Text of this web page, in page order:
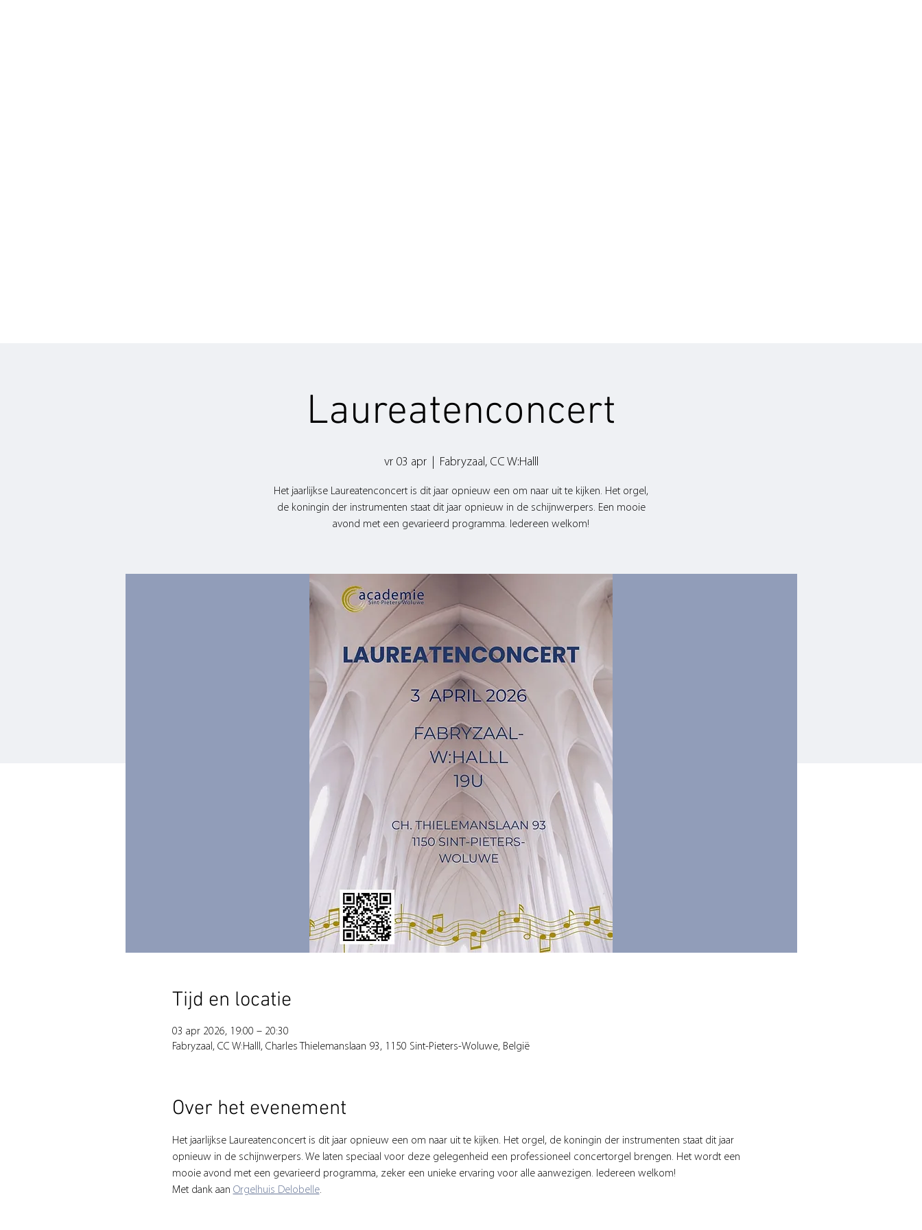
Laureatenconcert
vr 03 apr
  |
Fabryzaal, CC W:Halll
Het jaarlijkse Laureatenconcert is dit jaar opnieuw een om naar uit te kijken. Het orgel,
de koningin der instrumenten staat dit jaar opnieuw in de schijnwerpers. Een mooie
avond met een gevarieerd programma. Iedereen welkom!
Tijd en locatie
03 apr 2026, 19:00 – 20:30
Fabryzaal, CC W:Halll, Charles Thielemanslaan 93, 1150 Sint-Pieters-Woluwe, België
Over het evenement
Het jaarlijkse Laureatenconcert is dit jaar opnieuw een om naar uit te kijken. Het orgel, de koningin der instrumenten staat dit jaar
opnieuw in de schijnwerpers. We laten speciaal voor deze gelegenheid een professioneel concertorgel brengen. Het wordt een
mooie avond met een gevarieerd programma, zeker een unieke ervaring voor alle aanwezigen. Iedereen welkom!
Met dank aan Orgelhuis Delobelle.